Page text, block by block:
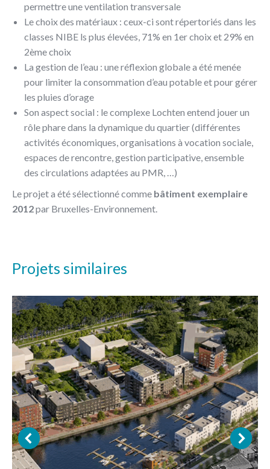
permettre une ventilation transversale
Le choix des matériaux : ceux-ci sont répertoriés dans les
classes NIBE ls plus élevées, 71% en 1er choix et 29% en
2ème choix
La gestion de l’eau : une réflexion globale a été menée
pour limiter la consommation d’eau potable et pour gérer
les pluies d’orage
Son aspect social : le complexe Lochten entend jouer un
rôle phare dans la dynamique du quartier (différentes
activités économiques, organisations à vocation sociale,
espaces de rencontre, gestion participative, ensemble
des circulations adaptées au PMR, …)
Le projet a été sélectionné comme bâtiment exemplaire
2012par Bruxelles-Environnement.
Projets similaires